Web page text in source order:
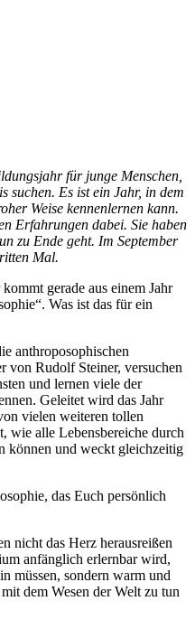
für junge Menschen,
suchen. Es ist ein Jahr, in dem
Weise kennenlernen kann.
Erfahrungen dabei. Sie haben
zu Ende geht. Im September
Mal.
gerade aus einem Jahr
Was ist das für ein
anthroposophischen
von Rudolf Steiner, versuchen
und lernen viele der
Geleitet wird das Jahr
vielen weiteren tollen
wie alle Lebensbereiche durch
können und weckt gleichzeitig
das Euch persönlich
nicht das Herz herausreißen
anfänglich erlernbar wird,
müssen, sondern warm und
dem Wesen der Welt zu tun